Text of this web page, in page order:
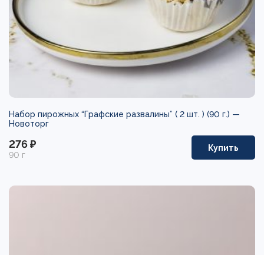
Набор пирожных “Графские развалины” ( 2 шт. ) (90 г.) —
Новоторг
276 ₽
90 г
Купить